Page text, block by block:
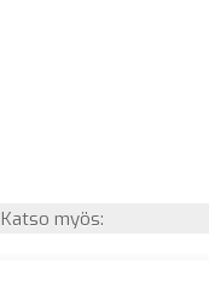
Katso myös: